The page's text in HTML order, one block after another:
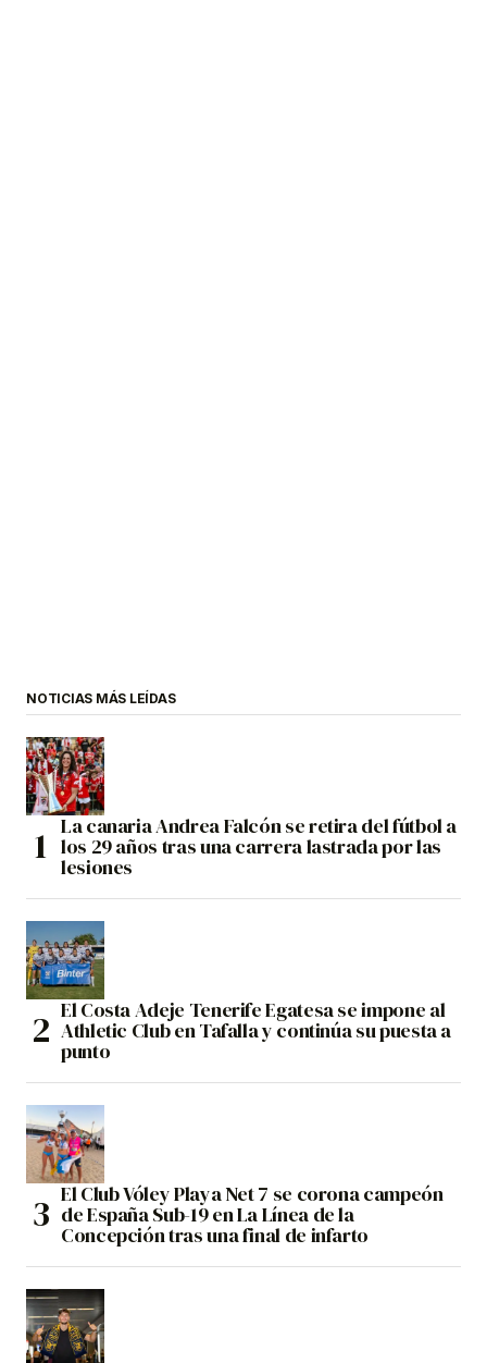
NOTICIAS MÁS LEÍDAS
La canaria Andrea Falcón se retira del fútbol a
los 29 años tras una carrera lastrada por las
lesiones
El Costa Adeje Tenerife Egatesa se impone al
Athletic Club en Tafalla y continúa su puesta a
punto
El Club Vóley Playa Net 7 se corona campeón
de España Sub-19 en La Línea de la
Concepción tras una final de infarto